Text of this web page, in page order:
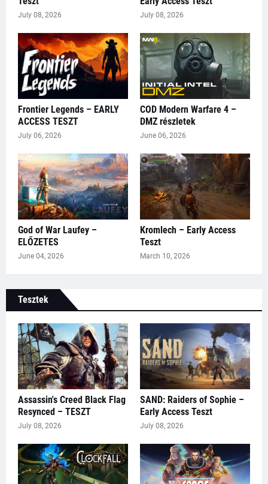
July 08, 2026 July 08, 2026
Frontier Legends – EARLY
ACCESS TESZT
July 06, 2026
COD Modern Warfare 4 –
DMZ részletek
June 06, 2026
God of War Laufey –
ELŐZETES
June 04, 2026
Kromlech – Early Access
Teszt
March 10, 2026
Tesztek
Assassin's Creed Black Flag
Resynced – TESZT
July 08, 2026
SAND: Raiders of Sophie –
Early Access Teszt
July 08, 2026